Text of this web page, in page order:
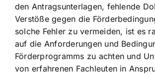
den Antragsunterlagen, fehlende
Verstöße gegen die
solche Fehler zu vermeiden, ist es
auf die Anforderungen und
Förderprogramms zu achten und
von erfahrenen Fachleuten in